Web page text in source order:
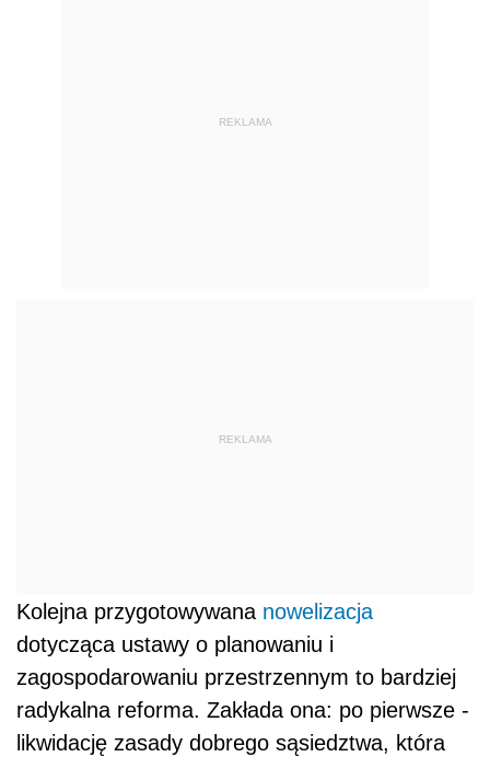
REKLAMA
REKLAMA
Kolejna przygotowywana nowelizacja
dotycząca ustawy o planowaniu i
zagospodarowaniu przestrzennym to bardziej
radykalna reforma. Zakłada ona: po pierwsze -
likwidację zasady dobrego sąsiedztwa, która